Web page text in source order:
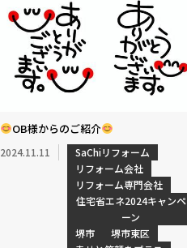
OB様からのご紹介
2024.11.11
SaChiリフォーム
リフォーム会社
リフォーム専門会社
住宅省エネ2024キャンペ
ーン
堺市
堺市東区